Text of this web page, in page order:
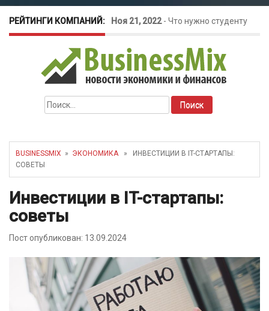
РЕЙТИНГИ КОМПАНИЙ: Ноя 21, 2022- Что нужно студенту
для открытия бизнеса?
Окт 26, 2022-Телефония для
amoCRM: лучшие инструменты для
бизнеса
как защитить свой бизнес?
Найти:
BUSINESSMIX » ЭКОНОМИКА» ИНВЕСТИЦИИ В IT-СТАРТАПЫ:
СОВЕТЫ
Инвестиции в IT-стартапы:
советы
Пост опубликован: 13.09.2024